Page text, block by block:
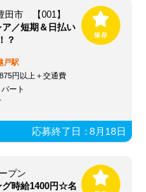
田市 【001】
ア／短期＆日払い
？
戸駅
円以上＋交通費
ート
応募終了日：8月18日
プン
グ時給1400円☆名